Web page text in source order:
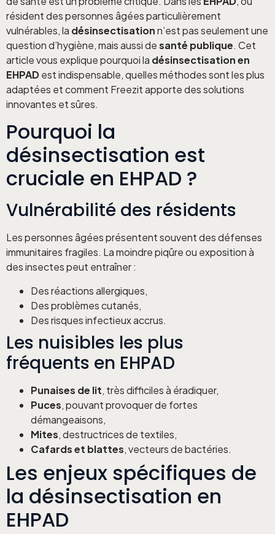
résident des personnes âgées particulièrement
vulnérables, la désinsectisationn’est pas seulement une
question d’hygiène, mais aussi desanté publique. Cet
article vous explique pourquoi la désinsectisation en
EHPADest indispensable, quelles méthodes sont les plus
adaptées et comment Freezit apporte des solutions
innovantes et sûres.
Pourquoi la
désinsectisation est
cruciale en EHPAD ?
Vulnérabilité des résidents
Les personnes âgées présentent souvent des défenses
immunitaires fragiles. La moindre piqûre ou exposition à
des insectes peut entraîner :
Des réactions allergiques,
Des problèmes cutanés,
Des risques infectieux accrus.
Les nuisibles les plus
fréquents en EHPAD
Punaises de lit, très difficiles à éradiquer,
Puces, pouvant provoquer de fortes
démangeaisons,
Mites, destructrices de textiles,
Cafards et blattes, vecteurs de bactéries.
Les enjeux spécifiques de
la désinsectisation en
EHPAD